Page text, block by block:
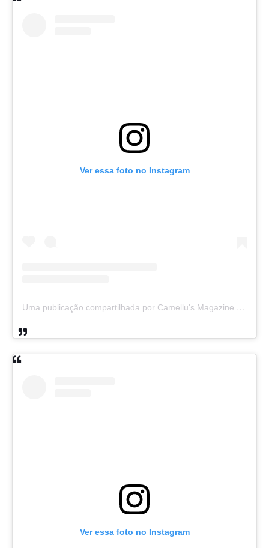
Ver essa foto no Instagram
Uma publicação compartilhada por Camellu's Magazine I e II (@camellus_magazine)
Ver essa foto no Instagram